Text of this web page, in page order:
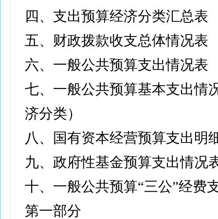
四、支出预算经济分类汇总表
五、财政拨款收支总体情况表
六、一般公共预算支出情况表
七、一般公共预算基本支出情
济分类）
八、国有资本经营预算支出明
九、政府性基金预算支出情况
十、一般公共预算“三公”经费
第一部分